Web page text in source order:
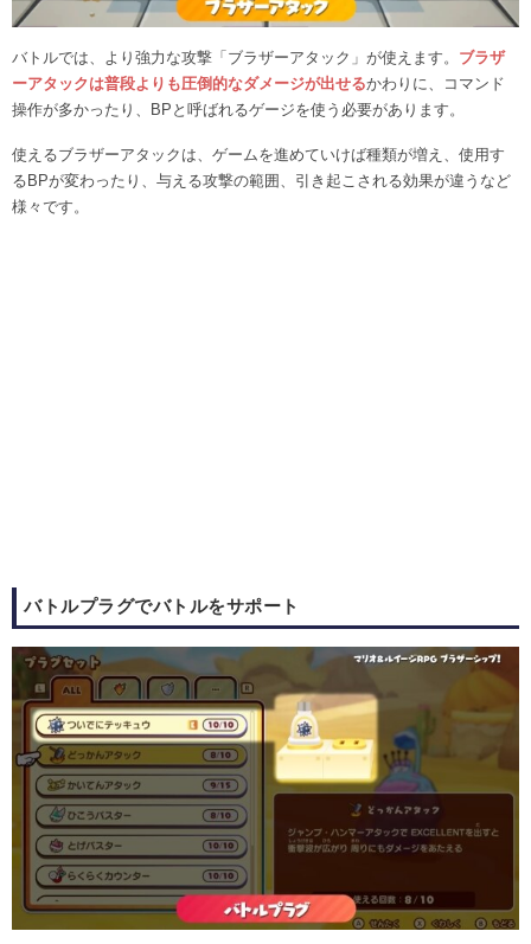
バトルでは、より強力な攻撃「ブラザーアタック」が使えます。 ブラザ
ーアタックは普段よりも圧倒的なダメージが出せるかわりに、コマンド
操作が多かったり、BPと呼ばれるゲージを使う必要があります。
使えるブラザーアタックは、ゲームを進めていけば種類が増え、使用す
るBPが変わったり、与える攻撃の範囲、引き起こされる効果が違うなど
様々です。
バトルプラグでバトルをサポート